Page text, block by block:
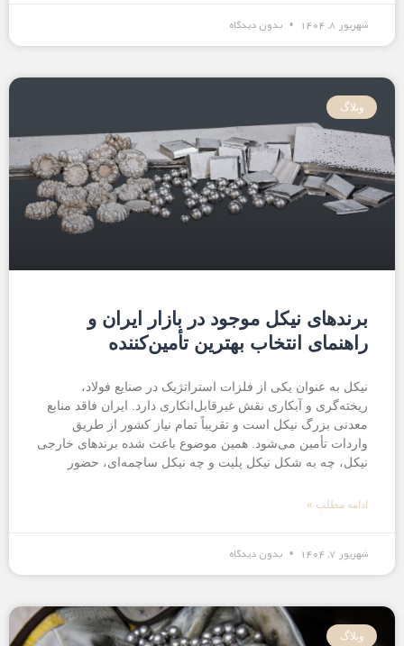
شهریور ۸, ۱۴۰۴ بدون دیدگاه
وبلاگ
برندهای نیکل موجود در بازار ایران و
راهنمای انتخاب بهترین تأمین‌کننده
نیکل به عنوان یکی از فلزات استراتژیک در صنایع فولاد،
ریخته‌گری و آبکاری نقش غیرقابل‌انکاری دارد. ایران فاقد منابع
معدنی بزرگ نیکل است و تقریباً تمام نیاز کشور از طریق
واردات تأمین می‌شود. همین موضوع باعث شده برندهای خارجی
نیکل، چه به شکل نیکل پلیت و چه نیکل ساچمه‌ای، حضور
ادامه مطلب »
شهریور ۷, ۱۴۰۴ بدون دیدگاه
وبلاگ